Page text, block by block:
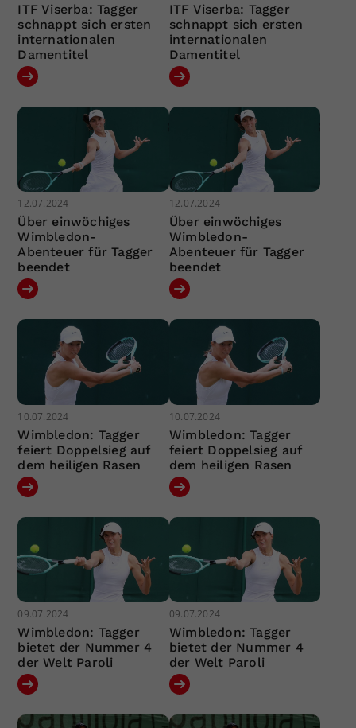
ITF Viserba: Tagger
schnappt sich ersten
internationalen
Damentitel
ITF Viserba: Tagger
schnappt sich ersten
internationalen
Damentitel
12.07.2024
Über einwöchiges
Wimbledon-
Abenteuer für Tagger
beendet
12.07.2024
Über einwöchiges
Wimbledon-
Abenteuer für Tagger
beendet
10.07.2024
Wimbledon: Tagger
feiert Doppelsieg auf
dem heiligen Rasen
10.07.2024
Wimbledon: Tagger
feiert Doppelsieg auf
dem heiligen Rasen
09.07.2024
Wimbledon: Tagger
bietet der Nummer 4
der Welt Paroli
09.07.2024
Wimbledon: Tagger
bietet der Nummer 4
der Welt Paroli